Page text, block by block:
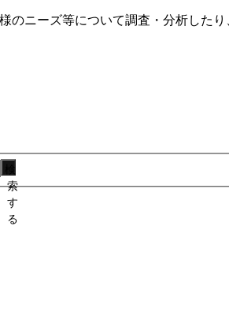
のニーズ等について調査・分析した
索
す
る